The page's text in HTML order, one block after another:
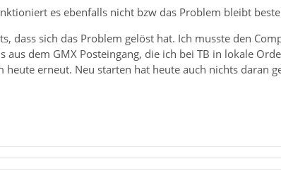
es ebenfalls nicht bzw das Problem bleibt
dass sich das Problem gelöst hat. Ich musste den
aus dem GMX Posteingang, die ich bei TB in lokale
heute erneut. Neu starten hat heute auch nichts daran